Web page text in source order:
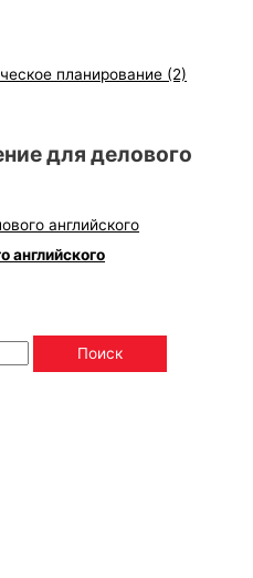
планирование (2)
для делового
английского